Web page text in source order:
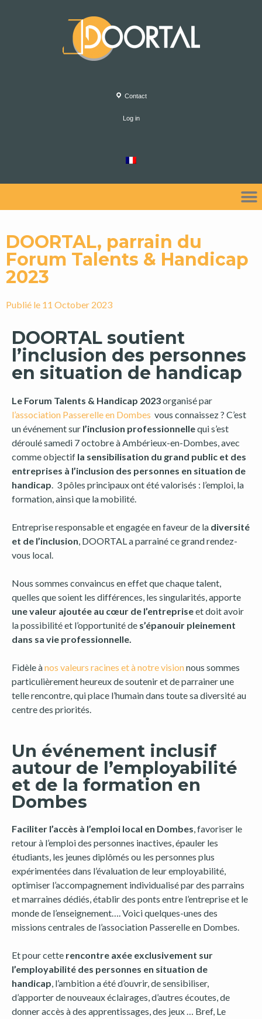
Contact
Log in
DOORTAL, parrain du
Forum Talents & Handicap
2023
Publié le 11 October 2023
DOORTAL soutient
l’inclusion des personnes
en situation de handicap
Le Forum Talents & Handicap 2023organisé par
l’association Passerelle en Dombes vous connaissez ? C’est
un événement sur l’inclusion professionnellequi s’est
déroulé samedi 7 octobre à Ambérieux-en-Dombes, avec
comme objectif la sensibilisation du grand public et des
entreprises à l’inclusion des personnes en situation de
handicap. 3 pôles principaux ont été valorisés : l’emploi, la
formation, ainsi que la mobilité.
Entreprise responsable et engagée en faveur de la diversité
et de l’inclusion, DOORTAL a parrainé ce grand rendez-
vous local.
Nous sommes convaincus en effet que chaque talent,
quelles que soient les différences, les singularités, apporte
une valeur ajoutée au cœur de l’entrepriseet doit avoir
la possibilité et l’opportunité de s’épanouir pleinement
dans sa vie professionnelle.
Fidèle ànos valeurs racines et à notre visionnous sommes
particulièrement heureux de soutenir et de parrainer une
telle rencontre, qui place l’humain dans toute sa diversité au
centre des priorités.
Un événement inclusif
autour de l’employabilité
et de la formation en
Dombes
Faciliter l’accès à l’emploi local en Dombes, favoriser le
retour à l’emploi des personnes inactives, épauler les
étudiants, les jeunes diplômés ou les personnes plus
expérimentées dans l’évaluation de leur employabilité,
optimiser l’accompagnement individualisé par des parrains
et marraines dédiés, établir des ponts entre l’entreprise et le
monde de l’enseignement…. Voici quelques-unes des
missions centrales de l’association Passerelle en Dombes.
Et pour cette rencontre axée exclusivement sur
l’employabilité des personnes en situation de
handicap, l’ambition a été d’ouvrir, de sensibiliser,
d’apporter de nouveaux éclairages, d’autres écoutes, de
donner accès à des apprentissages, des jeux … Bref, Le